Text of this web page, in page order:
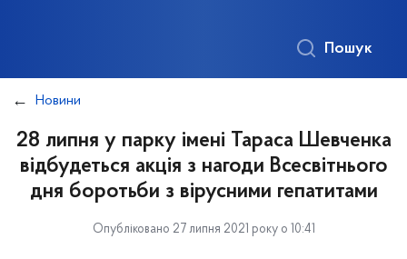
Пошук
Новини
28 липня у парку імені Тараса Шевченка
відбудеться акція з нагоди Всесвітнього
дня боротьби з вірусними гепатитами
Опубліковано 27 липня 2021 року о 10:41